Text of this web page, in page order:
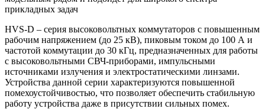
прикладных задач
HVS-D – серия высоковольтных коммутаторов с повышенным
рабочим напряжением (до 25 кВ), пиковым током до 100 А и
частотой коммутации до 30 кГц, предназначенных для работы
с высоковольтными СВЧ-приборами, импульсными
источниками излучения и электростатическими линзами.
Устройства данной серии характеризуются повышенной
помехоустойчивостью, что позволяет обеспечить стабильную
работу устройства даже в присутствии сильных помех.